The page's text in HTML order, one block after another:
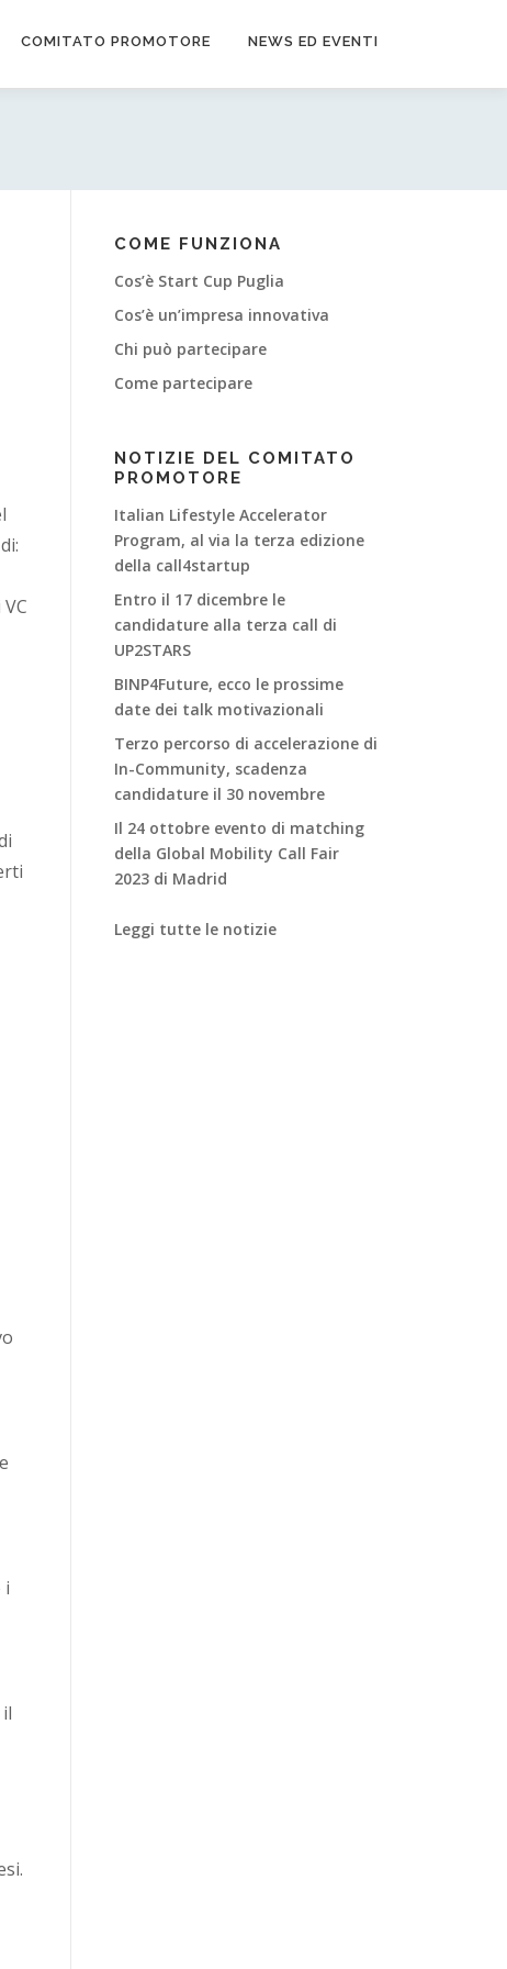
COMITATO PROMOTORE NEWS ED EVENTI
i
COME FUNZIONA
Cos’è Start Cup Puglia
Cos’è un’impresa innovativa
Chi può partecipare
Come partecipare
NOTIZIE DEL COMITATO
PROMOTORE
Italian Lifestyle Accelerator
Program, al via la terza edizione
della call4startup
Entro il 17 dicembre le
candidature alla terza call di
UP2STARS
BINP4Future, ecco le prossime
date dei talk motivazionali
Terzo percorso di accelerazione di
In-Community, scadenza
candidature il 30 novembre
Il 24 ottobre evento di matching
della Global Mobility Call Fair
2023 di Madrid
Leggi tutte le notizie